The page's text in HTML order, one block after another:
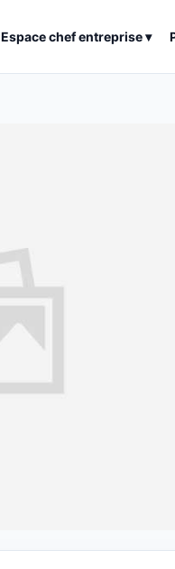
Espace chef entreprise▾